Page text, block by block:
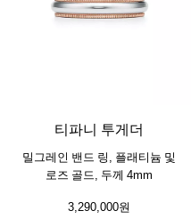
티파니 투게더
밀그레인 밴드 링, 플래티늄 및
로즈 골드, 두께 4mm
3,290,000원